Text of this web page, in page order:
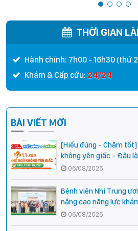
ĐẦU,
THỜI GIAN
Hành chính: 7h00 - 16h30 (thứ
Khám & Cấp cứu: 24/24
BÀI VIẾT MỚI
[Hiểu đúng - Chăm
không yên giấc - Đâu
hiệu cần đi khám ngay?
06/08/2026
Bệnh viện Nhi Trung
nâng cao năng lực
cho cán bộ y tế tại các
06/08/2026